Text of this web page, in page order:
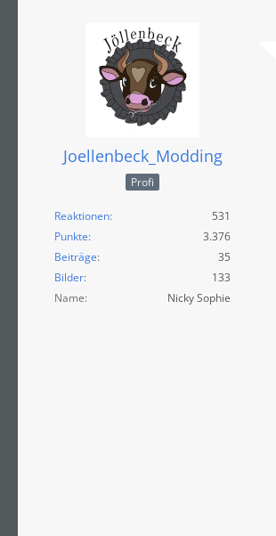
Joellenbeck_Modding
Profi
Reaktionen
531
Punkte
3.376
Beiträge
35
Bilder
133
Name
Nicky Sophie